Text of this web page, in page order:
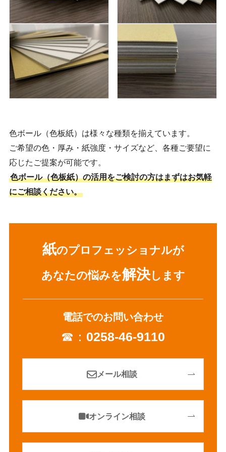
色ボール（色板紙）は様々な種類を揃えています。
ご希望の色・厚み・紙強度・サイズなど、各種ご要望に
応じたご提案が可能です。
色ボール（色板紙）の活用をご検討の方はまずはお気軽
にご相談ください。
紙のプロフェッショナルが
あなたの悩みを解決します
電話でのお問い合わせ
☎： 0258-46-9110
メール相談
オンライン相談